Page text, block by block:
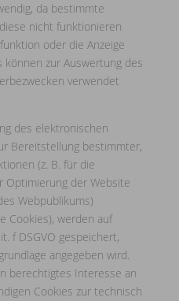
da bestimmte
nicht funktionieren
oder die Anzeige
können zur Auswertung des
verwendet
des elektronischen
Bereitstellung bestimmter,
(z. B. für die
Optimierung der Website
Webpublikums)
Cookies), werden auf
f DSGVO gespeichert,
angegeben wird.
berechtigtes Interesse an
Cookies zur technisch